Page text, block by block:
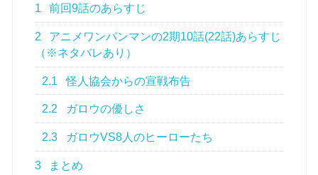
1 前回9話のあらすじ
2
アニメワンパンマンの2期10話(22話)あらすじ
（※ネタバレあり）
2.1 怪人協会からの宣戦布告
2.2 ガロウの優しさ
2.3 ガロウVS8人のヒーローたち
3 まとめ